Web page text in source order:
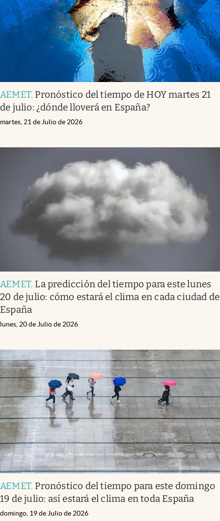
AEMET. Pronóstico del tiempo de HOY martes 21
de julio: ¿dónde lloverá en España?
martes, 21 de Julio de 2026
AEMET. La predicción del tiempo para este lunes
20 de julio: cómo estará el clima en cada ciudad de
España
lunes, 20 de Julio de 2026
AEMET. Pronóstico del tiempo para este domingo
19 de julio: así estará el clima en toda España
domingo, 19 de Julio de 2026